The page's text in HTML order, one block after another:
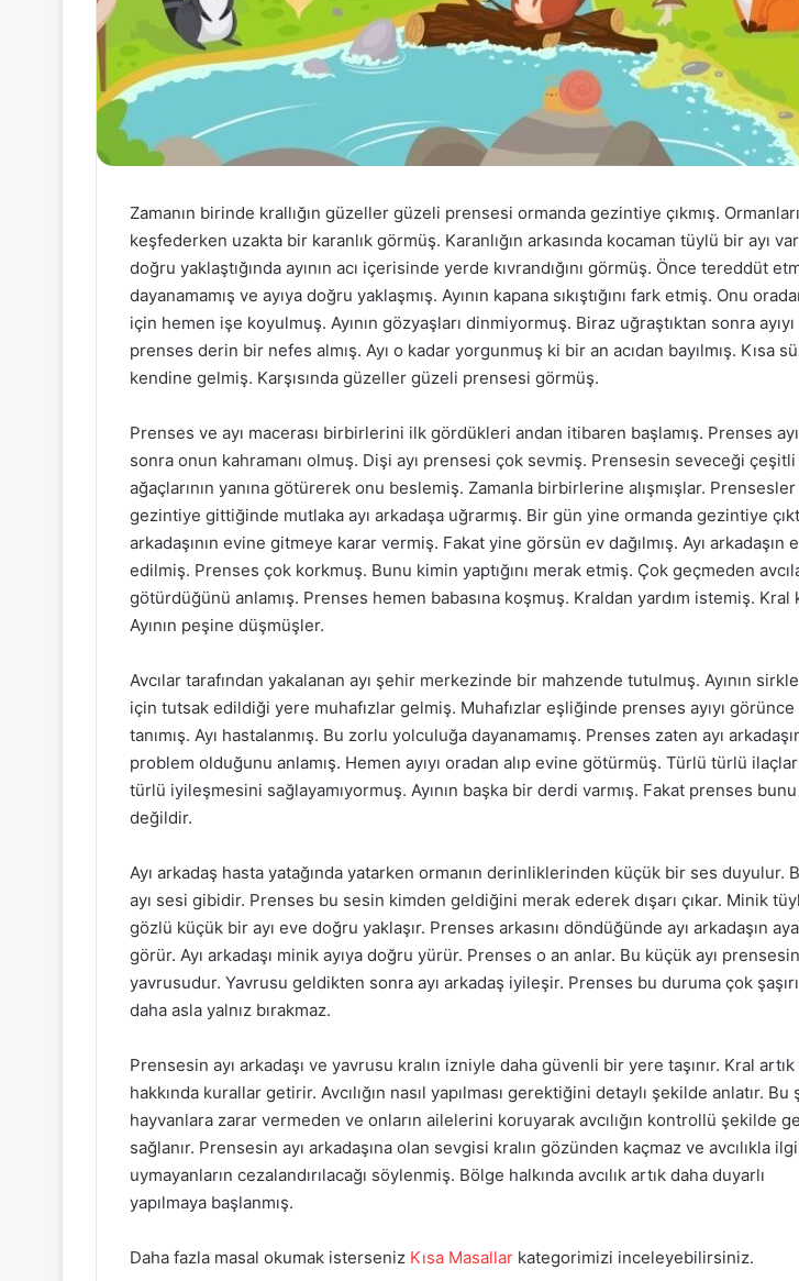
Zamanın birinde krallığın güzeller güzeli prensesi ormanda gezintiye çıkmış.
keşfederken uzakta bir karanlık görmüş. Karanlığın arkasında kocaman tüylü bir ayı
doğru yaklaştığında ayının acı içerisinde yerde kıvrandığını görmüş. Önce tereddüt
dayanamamış ve ayıya doğru yaklaşmış. Ayının kapana sıkıştığını fark etmiş. Onu
için hemen işe koyulmuş. Ayının gözyaşları dinmiyormuş. Biraz uğraştıktan sonra
prenses derin bir nefes almış. Ayı o kadar yorgunmuş ki bir an acıdan bayılmış. Kısa
kendine gelmiş. Karşısında güzeller güzeli prensesi görmüş.
Prenses ve ayı macerası birbirlerini ilk gördükleri andan itibaren başlamış. Prenses
sonra onun kahramanı olmuş. Dişi ayı prensesi çok sevmiş. Prensesin seveceği
ağaçlarının yanına götürerek onu beslemiş. Zamanla birbirlerine alışmışlar.
gezintiye gittiğinde mutlaka ayı arkadaşa uğrarmış. Bir gün yine ormanda gezintiye
arkadaşının evine gitmeye karar vermiş. Fakat yine görsün ev dağılmış. Ayı arkadaşın
edilmiş. Prenses çok korkmuş. Bunu kimin yaptığını merak etmiş. Çok geçmeden
götürdüğünü anlamış. Prenses hemen babasına koşmuş. Kraldan yardım istemiş. Kral
Ayının peşine düşmüşler.
Avcılar tarafından yakalanan ayı şehir merkezinde bir mahzende tutulmuş. Ayının
için tutsak edildiği yere muhafızlar gelmiş. Muhafızlar eşliğinde prenses ayıyı
tanımış. Ayı hastalanmış. Bu zorlu yolculuğa dayanamamış. Prenses zaten ayı
problem olduğunu anlamış. Hemen ayıyı oradan alıp evine götürmüş. Türlü türlü
türlü iyileşmesini sağlayamıyormuş. Ayının başka bir derdi varmış. Fakat prenses
değildir.
Ayı arkadaş hasta yatağında yatarken ormanın derinliklerinden küçük bir ses duyulur.
ayı sesi gibidir. Prenses bu sesin kimden geldiğini merak ederek dışarı çıkar. Minik
gözlü küçük bir ayı eve doğru yaklaşır. Prenses arkasını döndüğünde ayı arkadaşın
görür. Ayı arkadaşı minik ayıya doğru yürür. Prenses o an anlar. Bu küçük ayı prensesin
yavrusudur. Yavrusu geldikten sonra ayı arkadaş iyileşir. Prenses bu duruma çok
daha asla yalnız bırakmaz.
Prensesin ayı arkadaşı ve yavrusu kralın izniyle daha güvenli bir yere taşınır. Kral artık
hakkında kurallar getirir. Avcılığın nasıl yapılması gerektiğini detaylı şekilde anlatır. Bu
hayvanlara zarar vermeden ve onların ailelerini koruyarak avcılığın kontrollü şekilde
sağlanır. Prensesin ayı arkadaşına olan sevgisi kralın gözünden kaçmaz ve avcılıkla
uymayanların cezalandırılacağı söylenmiş. Bölge halkında avcılık artık daha duyarlı
yapılmaya başlanmış.
Daha fazla masal okumak isterseniz Kısa Masallar kategorimizi inceleyebilirsiniz.